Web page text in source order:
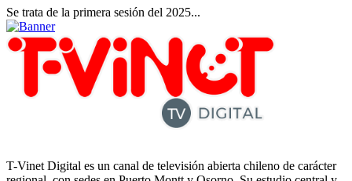
Se trata de la primera sesión del 2025...
T-Vinet Digital es un canal de televisión abierta chileno de carácter